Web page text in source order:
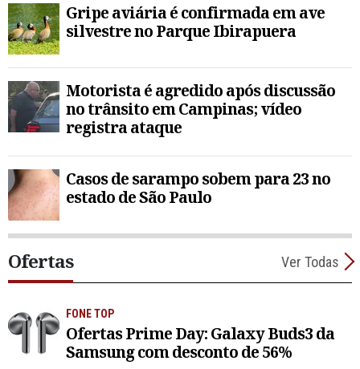
Gripe aviária é confirmada em ave
silvestre no Parque Ibirapuera
Motorista é agredido após discussão
no trânsito em Campinas; vídeo
registra ataque
Casos de sarampo sobem para 23 no
estado de São Paulo
Ofertas Ver Todas
FONE TOP
Ofertas Prime Day: Galaxy Buds3 da
Samsung com desconto de 56%